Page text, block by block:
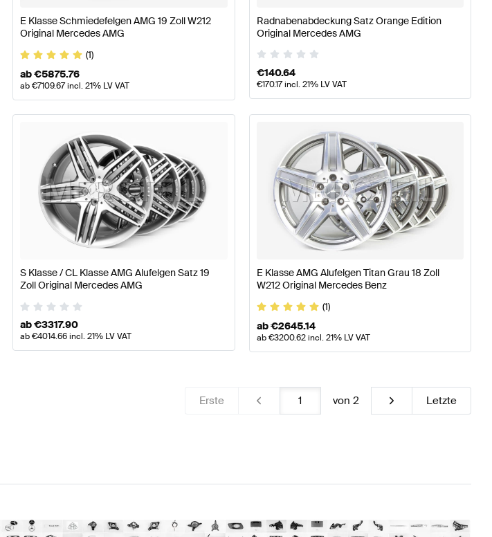
E Klasse Schmiedefelgen AMG 19 Zoll W212
Original Mercedes AMG
(1)
ab€5875.76
ab€7109.67incl. 21% LV VAT
Radnabenabdeckung Satz Orange Edition
Original Mercedes AMG
€140.64
€170.17incl. 21% LV VAT
S Klasse / CL Klasse AMG Alufelgen Satz 19
Zoll Original Mercedes AMG
ab€3317.90
ab€4014.66incl. 21% LV VAT
E Klasse AMG Alufelgen Titan Grau 18 Zoll
W212 Original Mercedes Benz
(1)
ab€2645.14
ab€3200.62incl. 21% LV VAT
Erste von 2 Letzte